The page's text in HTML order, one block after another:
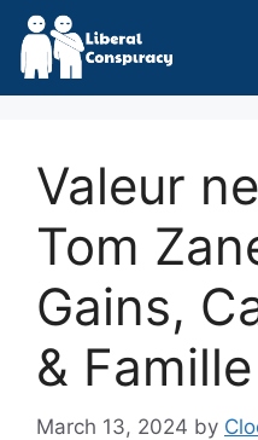
Skip
content
Valeur
Tom
Gains,
& Famille
March 13, 2024 by